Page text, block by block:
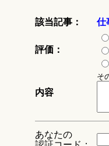
該当記事： 仕
評価：
内容
そ
あなたの